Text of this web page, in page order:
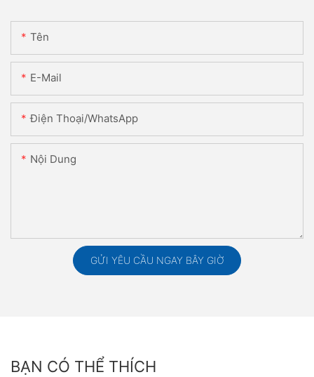
Tên
E-Mail
Điện Thoại/WhatsApp
Nội Dung
GỬI YÊU CẦU NGAY BÂY GIỜ
BẠN CÓ THỂ THÍCH